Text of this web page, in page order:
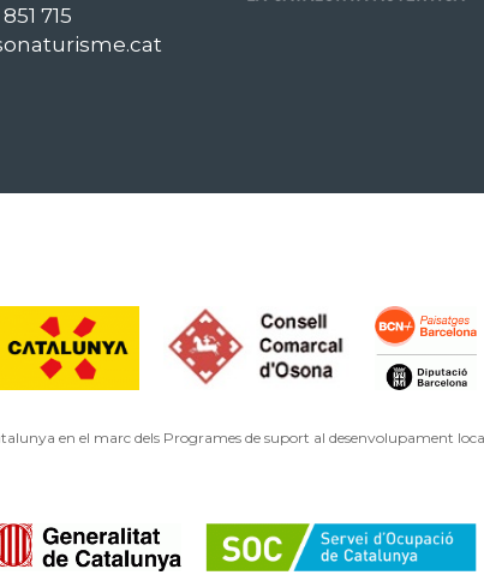
715
en el marc dels Programes de suport al desenvolupament